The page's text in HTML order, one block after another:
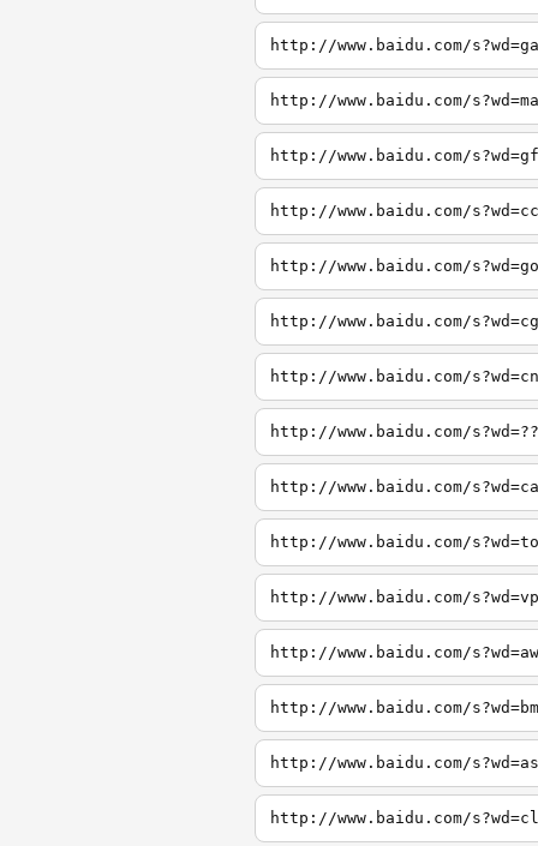
http://www.baidu.com/
http://www.baidu.com/
http://www.baidu.com/
http://www.baidu.com/
http://www.baidu.com/
http://www.baidu.com/
http://www.baidu.com/
http://www.baidu.com/
http://www.baidu.com/
http://www.baidu.com/
http://www.baidu.com/
http://www.baidu.com/
http://www.baidu.com/
http://www.baidu.com/
http://www.baidu.com/